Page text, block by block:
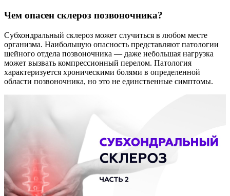
Чем опасен склероз позвоночника?
Субхондральный склероз может случиться в любом месте
организма. Наибольшую опасность представляют патологии
шейного отдела позвоночника — даже небольшая нагрузка
может вызвать компрессионный перелом. Патология
характеризуется хроническими болями в определенной
области позвоночника, но это не единственные симптомы.